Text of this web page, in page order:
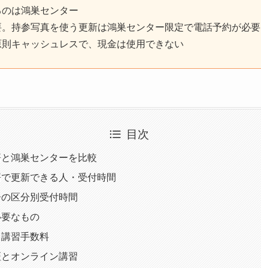
は鴻巣センター
持参写真を使う更新は鴻巣センター限定で電話予約が必要
キャッシュレスで、現金は使用できない
目次
鴻巣センターを比較
更新できる人・受付時間
区分別受付時間
なもの
習手数料
オンライン講習